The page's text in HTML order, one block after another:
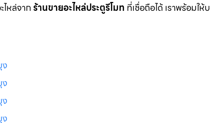
หล่จากร้านขายอะไหล่ประตูรีโมท ที่เชื่อถือได้ เราพร้อมใ